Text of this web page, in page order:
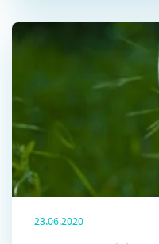
23.06.2020